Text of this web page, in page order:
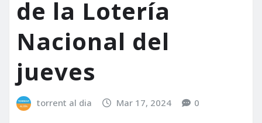
de la Lotería
Nacional del
jueves
torrent al dia Mar 17, 2024 0